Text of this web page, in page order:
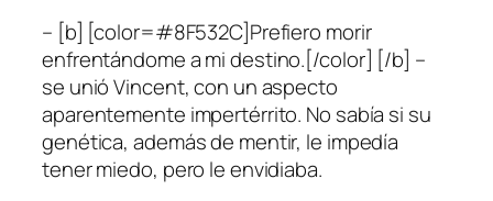
– [b] [color=#8F532C]Prefiero morir
enfrentándome a mi destino.[/color] [/b] –
se unió Vincent, con un aspecto
aparentemente impertérrito. No sabía si su
genética, además de mentir, le impedía
tener miedo, pero le envidiaba.